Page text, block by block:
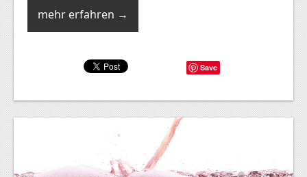
mehr erfahren →
Save